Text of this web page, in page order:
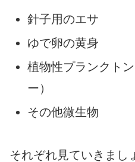
針子用のエサ
ゆで卵の黄身
植物性プランクト
ー）
その他微生物
それぞれ見ていきまし